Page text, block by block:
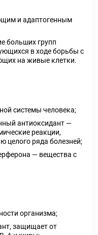
и адаптогенным
больших групп
в ходе борьбы с
на живые клетки.
системы человека;
антиоксидант —
реакции,
целого ряда болезней;
— вещества с
организма;
защищает от